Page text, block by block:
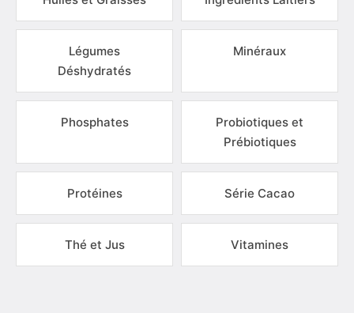
Légumes
Déshydratés
Minéraux
Phosphates
Probiotiques et
Prébiotiques
Protéines Série Cacao
Thé et Jus Vitamines